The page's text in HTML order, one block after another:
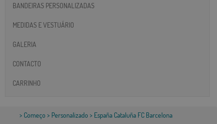
BANDEIRAS PERSONALIZADAS
MEDIDAS E VESTUÁRIO
GALERIA
CONTACTO
CARRINHO
> Começo > Personalizado > España Cataluña FC Barcelona